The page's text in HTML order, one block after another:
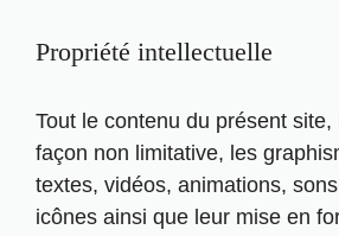
Propriété intellectuelle
Tout le contenu du présent site,
façon non limitative, les
textes, vidéos, animations,
icônes ainsi que leur mise en